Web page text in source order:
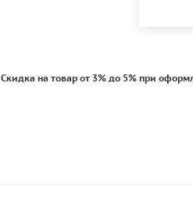
Скидка на товар от 3% до 5% при